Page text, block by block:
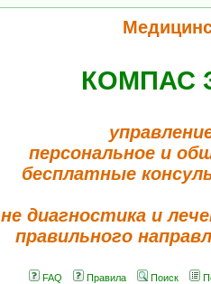
КОМПАС
персональное и
бесплатные
не диагностика и
правильного
FAQ Правила Поиск